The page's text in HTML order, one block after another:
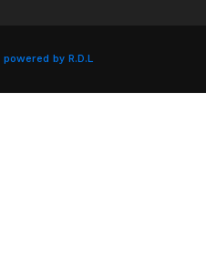
powered by R.D.L